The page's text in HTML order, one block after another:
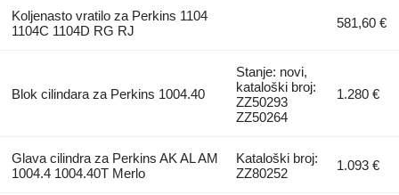
Koljenasto vratilo za Perkins 1104
1104C 1104D RG RJ
581,60 €
Blok cilindara za Perkins 1004.40
Stanje: novi,
kataloški broj:
ZZ50293
ZZ50264
1.280 €
Glava cilindra za Perkins AK AL AM
1004.4 1004.40T Merlo
Kataloški broj:
ZZ80252
1.093 €